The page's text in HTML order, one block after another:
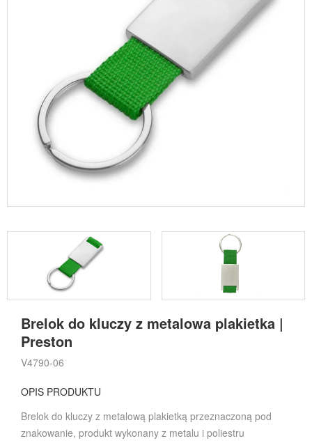
Brelok do kluczy z metalowa plakietka |
Preston
V4790-06
OPIS PRODUKTU
Brelok do kluczy z metalową plakietką przeznaczoną pod
znakowanie, produkt wykonany z metalu i poliestru